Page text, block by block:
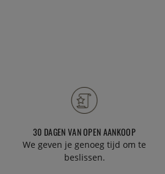
30 DAGEN VAN OPEN AANKOOP
We geven je genoeg tijd om te
beslissen.